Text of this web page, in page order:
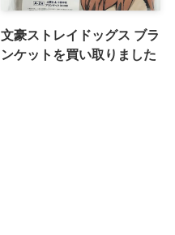
文豪ストレイドッグス ブラ
ンケットを買い取りました